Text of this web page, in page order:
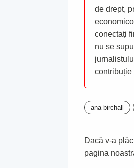
de drept,
conectați
nu se
contribuție
ana birchall
Dacă v-a
pagina